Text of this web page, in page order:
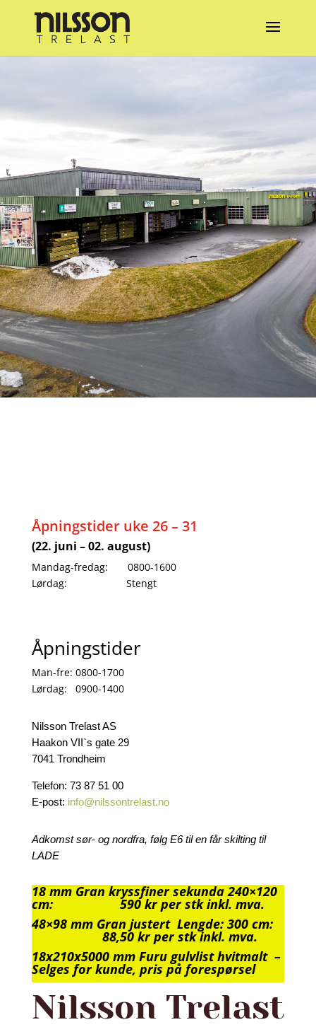
Åpningstider uke 26 – 31
(22. juni – 02. august)
Mandag-fredag: 0800-1600
Lørdag: Stengt
Åpningstider
Man-fre: 0800-1700
Lørdag: 0900-1400
Nilsson Trelast AS
Haakon VII`s gate 29
7041 Trondheim
Telefon: 73 87 51 00
E-post: info@nilssontrelast.no
Adkomst sør- og nordfra, følg E6 til en får skilting til
LADE
18 mm Gran kryssfiner sekunda 240×120
cm: 590 kr per stk inkl. mva.
48×98 mm Gran justert Lengde: 300 cm:
88,50 kr per stk inkl. mva.
18x210x5000 mm Furu gulvlist hvitmalt –
Selges for kunde, pris på forespørsel
Nilsson Trelast